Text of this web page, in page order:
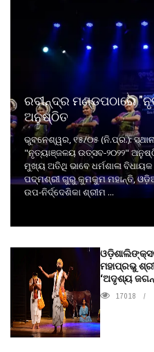
ରବୀନ୍ଦ୍ର ମଣ୍ଡପଠାରେ
ଅନୁଷ୍ଠିତ
ଭୁବନେଶ୍ୱର, ୧୫/୦୫ (ନି.ପ୍ର.):
"ନୃତ୍ୟାଞ୍ଜଳୟ ଉତ୍ସବ-୨୦୨୨"
ମୁଖ୍ୟ ଅତିଥି ଭାବେ ଧର୍ମଶାଳା ବିଧାୟକ
ପଦ୍ମଶ୍ରୀ ଗୁରୁ କୁମକୁମ ମହାନ୍ତି,
ଉପ-ନିର୍ଦ୍ଦେଶିକା ଶ୍ରୀମ ...
ମହାପ୍ରଭୁ
‘ଅଦୃଶ୍ୟ
17018